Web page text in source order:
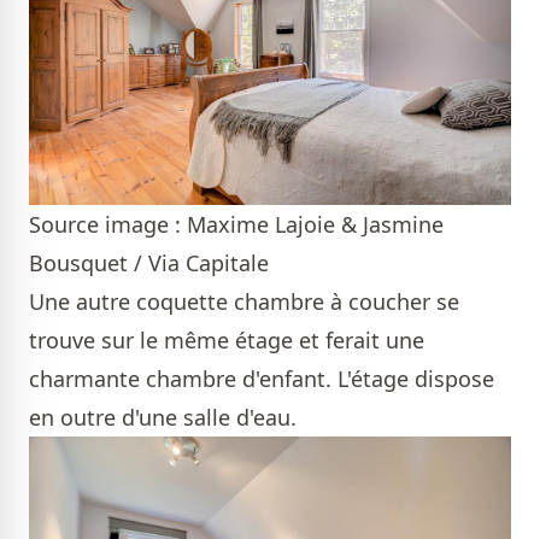
Source image : Maxime Lajoie & Jasmine
Bousquet / Via Capitale
Une autre coquette chambre à coucher se
trouve sur le même étage et ferait une
charmante chambre d'enfant. L'étage dispose
en outre d'une salle d'eau.